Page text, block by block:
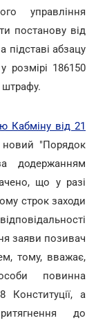
управління
постанову від
абзацу
розмірі 186150
штрафу.
Кабміну від 21
новий "Порядок
додержанням
що у разі
строк заходи
заяви позивач
тому, вважає,
повинна
Конституції, а
до